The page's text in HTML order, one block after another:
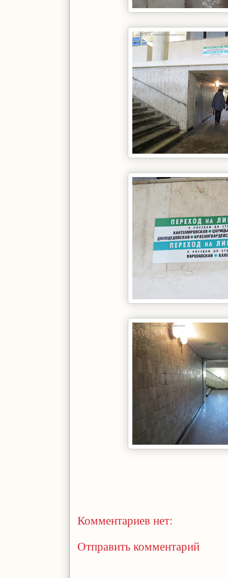
Комментариев нет:
Отправить комментарий